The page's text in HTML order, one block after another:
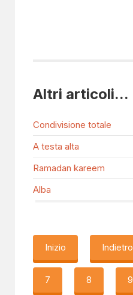
Altri articoli...
Condivisione totale
A testa alta
Ramadan kareem
Alba
Inizio Indietro
7 8 9